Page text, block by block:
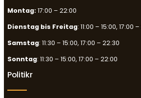
Montag:17:00 – 22:00
Dienstag bis Freitag: 11:00 – 15:00, 17:00
Samstag: 11:30 – 15:00, 17:00 – 22:30
Sonntag: 11:30 – 15:00, 17:00 – 22:00
Politikr